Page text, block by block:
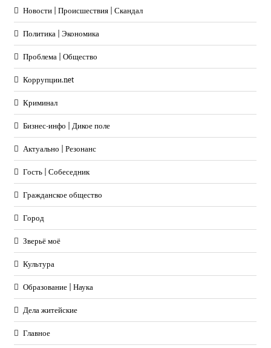
Новости | Происшествия | Скандал
Политика | Экономика
Проблема | Общество
Коррупции.net
Криминал
Бизнес-инфо | Дикое поле
Актуально | Резонанс
Гость | Собеседник
Гражданское общество
Город
Зверьё моё
Культура
Образование | Наука
Дела житейские
Главное